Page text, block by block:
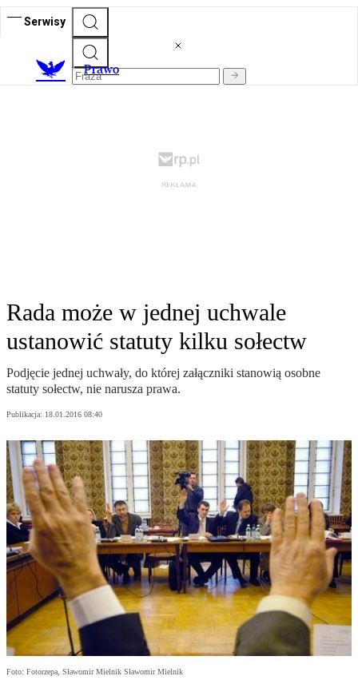
Serwisy
Prawo
Rada może w jednej uchwale
ustanowić statuty kilku sołectw
Podjęcie jednej uchwały, do której załączniki stanowią osobne
statuty sołectw, nie narusza prawa.
Publikacja: 18.01.2016 08:40
Foto: Fotorzepa, Sławomir Mielnik Sławomir Mielnik